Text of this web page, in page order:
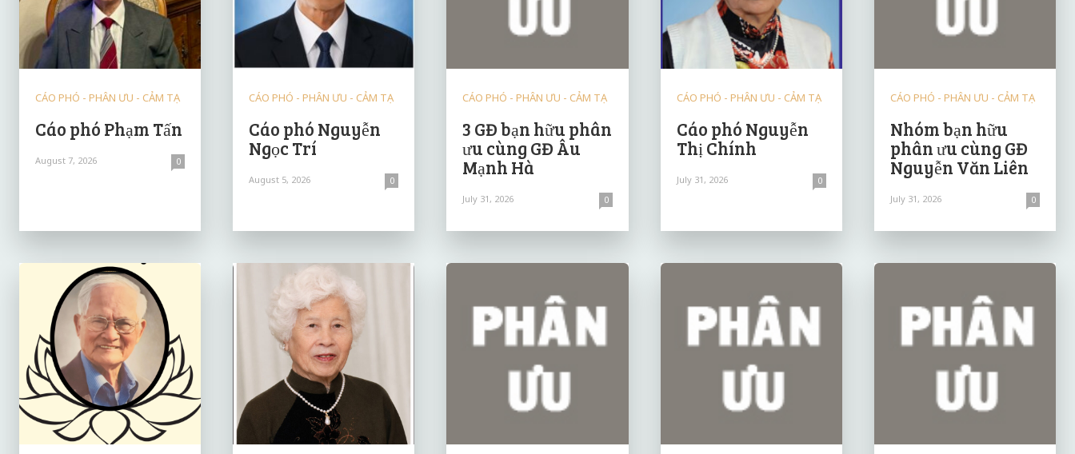
CÁO PHÓ - PHÂN ƯU - CẢM TẠ
Cáo phó Phạm Tấn
August 7, 2026 0
CÁO PHÓ - PHÂN ƯU - CẢM TẠ
Cáo phó Nguyễn
Ngọc Trí
August 5, 2026 0
CÁO PHÓ - PHÂN ƯU - CẢM TẠ
3 GĐ bạn hữu phân
ưu cùng GĐ Âu
Mạnh Hà
July 31, 2026 0
CÁO PHÓ - PHÂN ƯU - CẢM TẠ
Cáo phó Nguyễn
Thị Chính
July 31, 2026 0
CÁO PHÓ - PHÂN ƯU - CẢM TẠ
Nhóm bạn hữu
phân ưu cùng GĐ
Nguyễn Văn Liên
July 31, 2026 0